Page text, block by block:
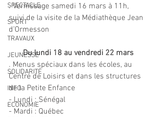
SPECTACLE
SPORT
TRAVAUX
JEUNESSE
SOLIDARITÉ
INFO
ECONOMIE
. Vernissage samedi 16 mars à 11h,
suivi de la visite de la Médiathèque Jean
d’Ormesson
Du lundi 18 au vendredi 22 mars
. Menus spéciaux dans les écoles, au
Centre de Loisirs et dans les structures
de la Petite Enfance
- Lundi : Sénégal
- Mardi : Québec